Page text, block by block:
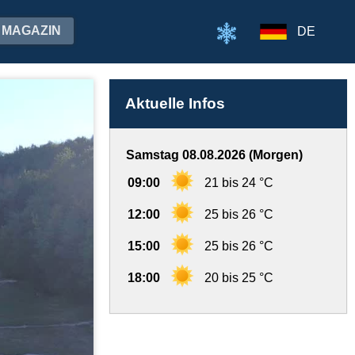
MAGAZIN DE
Aktuelle Infos
Samstag 08.08.2026 (Morgen)
09:00 21 bis 24 °C
12:00 25 bis 26 °C
15:00 25 bis 26 °C
18:00 20 bis 25 °C